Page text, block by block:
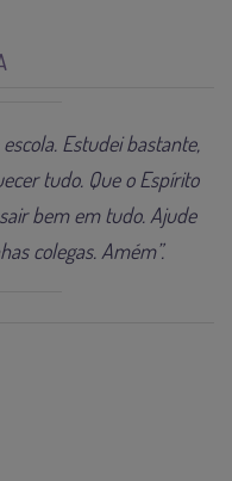
Estudei bastante,
tudo. Que o Espírito
bem em tudo. Ajude
colegas. Amém”.